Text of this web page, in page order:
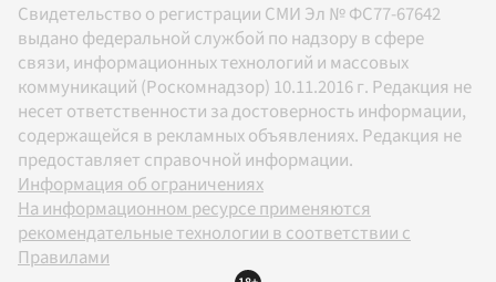
Свидетельство о регистрации СМИ Эл № ФС77-67642
выдано федеральной службой по надзору в сфере
связи, информационных технологий и массовых
коммуникаций (Роскомнадзор) 10.11.2016 г. Редакция не
несет ответственности за достоверность информации,
содержащейся в рекламных объявлениях. Редакция не
предоставляет справочной информации.
Информация об ограничениях
На информационном ресурсе применяются
рекомендательные технологии в соответствии с
Правилами